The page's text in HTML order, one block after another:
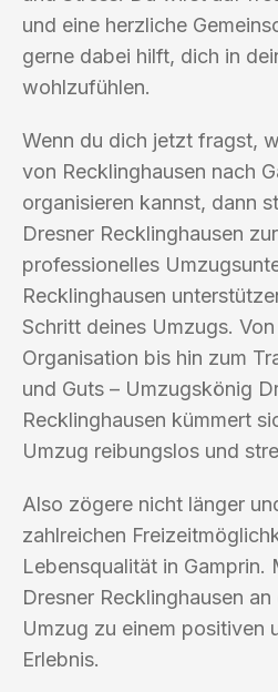
und eine herzliche
gerne dabei hilft, dich in
wohlzufühlen.
Wenn du dich jetzt fragst,
von Recklinghausen nach
organisieren kannst, dann
Dresner Recklinghausen
professionelles
Recklinghausen
Schritt deines Umzugs.
Organisation bis hin zum
und Guts – Umzugskönig
Recklinghausen kümmert
Umzug reibungslos und
Also zögere nicht länger
zahlreichen
Lebensqualität in Gamprin.
Dresner Recklinghausen
Umzug zu einem positiven
Erlebnis.